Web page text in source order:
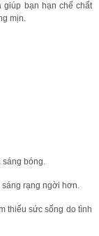
giúp bạn hạn chế chất
mịn.
sáng bóng.
sáng rạng ngời hơn.
thiếu sức sống do tình